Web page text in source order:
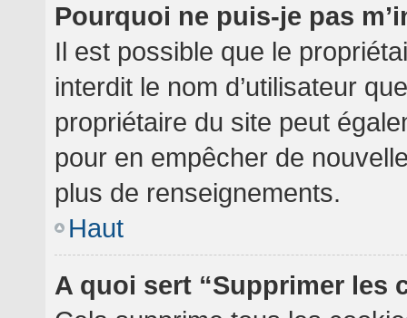
Pourquoi ne puis-je pas
Il est possible que le
interdit le nom d’utilisateur
propriétaire du site peut
pour en empêcher de
plus de renseignements.
Haut
A quoi sert “Supprimer les